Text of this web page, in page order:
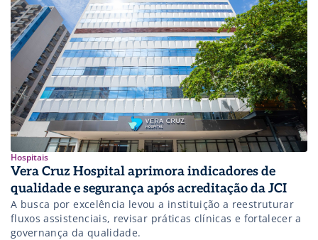
Hospitais
Vera Cruz Hospital aprimora indicadores de
qualidade e segurança após acreditação da JCI
A busca por excelência levou a instituição a reestruturar
fluxos assistenciais, revisar práticas clínicas e fortalecer a
governança da qualidade.